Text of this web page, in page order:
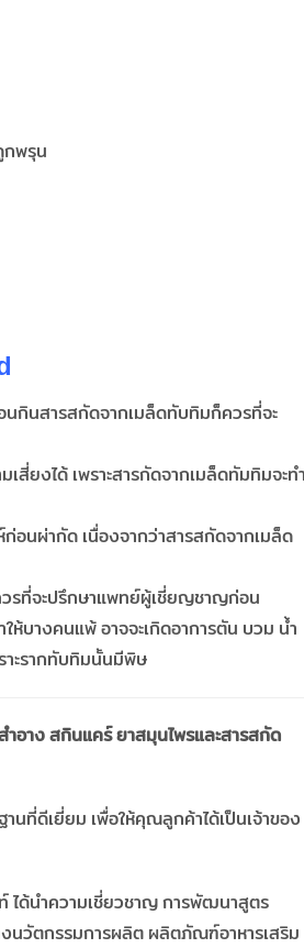
กพรุน
นกินสารสกัดจากเมล็ดทับทิมก็ควรที่จะ
สี่ยงได้ เพราะสารกัดจากเมล็ดทัมทิมจะท
นผ่ากัด เนื่องจากว่าสารสกัดจากเมล็ด
รที่จะปรึกษาแพทย์ผู้เชี่ยญชาญก่อน
ห้บางคนแพ้ อาจจะเกิดอาการตัน บวม น้ำ
าะรากทับทิมนั้นมีพิษ
อาง สกินแคร์ ยาสมุนไพรและสารสกัด
ที่ดีเยี่ยม เพื่อให้คุณลูกค้าได้เป็นเจ้าของ
ได้นำความเชี่ยวชาญ การพัฒนาสูตร
นวัตกรรมการผลิต ผลิตภัณฑ์อาหารเสริม